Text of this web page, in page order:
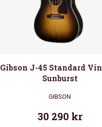
Gibson J-45 Standard
Sunburst
GIBSON
30 290 kr